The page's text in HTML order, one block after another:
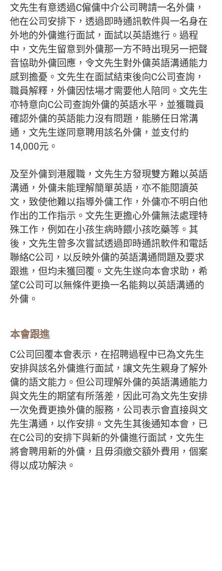
文先生有意透過C僱傭中介公司聘請一名外傭，
他在公司安排下，透過即時通訊軟件與一名身在
外地的外傭進行面試，面試以英語進行。過程
中，文先生留意到外傭那一方不時出現另一把聲
音協助外傭回應，令文先生對外傭英語溝通能力
感到擔憂。文先生在面試結束後向C公司查詢，
職員解釋，外傭因怯場才需要他人陪同。文先生
亦特意向C公司查詢外傭的英語水平，並獲職員
確認外傭的英語能力沒有問題，能勝任日常溝
通，文先生遂同意聘用該名外傭，並支付約
14,000元。
及至外傭到港履職，文先生方發現雙方難以英語
溝通，外傭未能理解簡單英語，亦不能閱讀英
文，致使他難以指導外傭工作，外傭亦不明白他
作出的工作指示。文先生更擔心外傭無法處理特
殊工作，例如在小孩生病時餵小孩吃藥等。其
後，文先生曾多次嘗試透過即時通訊軟件和電話
聯絡C公司，以反映外傭的英語溝通問題及要求
跟進，但均未獲回覆。文先生遂向本會求助，希
望C公司可以無條件更換一名能夠以英語溝通的
外傭。
本會跟進
C公司回覆本會表示，在招聘過程中已為文先生
安排與該名外傭進行面試，讓文先生親身了解外
傭的語文能力。但公司理解外傭的英語溝通能力
與文先生的期望有所落差，因此可為文先生安排
一次免費更換外傭的服務，公司表示會直接與文
先生溝通，以作安排。文先生其後通知本會，已
在C公司的安排下與新的外傭進行面試，文先生
將會聘用新的外傭，且毋須繳交額外費用，個案
得以成功解決。